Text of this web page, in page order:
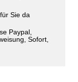
Sie da
Paypal,
Sofort,